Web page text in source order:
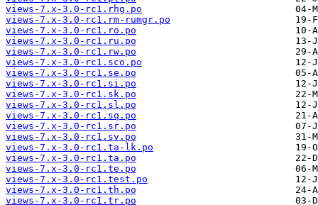
views-7.x-3.0-rc1.rhg.po
views-7.x-3.0-rc1.rm-rumgr.po
views-7.x-3.0-rc1.ro.po
views-7.x-3.0-rc1.ru.po
views-7.x-3.0-rc1.rw.po
views-7.x-3.0-rc1.sco.po
views-7.x-3.0-rc1.se.po
views-7.x-3.0-rc1.si.po
views-7.x-3.0-rc1.sk.po
views-7.x-3.0-rc1.sl.po
views-7.x-3.0-rc1.sq.po
views-7.x-3.0-rc1.sr.po
views-7.x-3.0-rc1.sv.po
views-7.x-3.0-rc1.ta-lk.po
views-7.x-3.0-rc1.ta.po
views-7.x-3.0-rc1.te.po
views-7.x-3.0-rc1.test.po
views-7.x-3.0-rc1.th.po
views-7.x-3.0-rc1.tr.po